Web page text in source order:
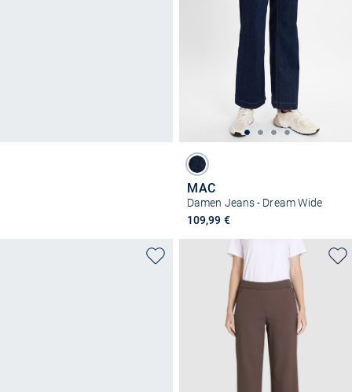
MAC
Damen Jeans - Dream Wide
109,99 €